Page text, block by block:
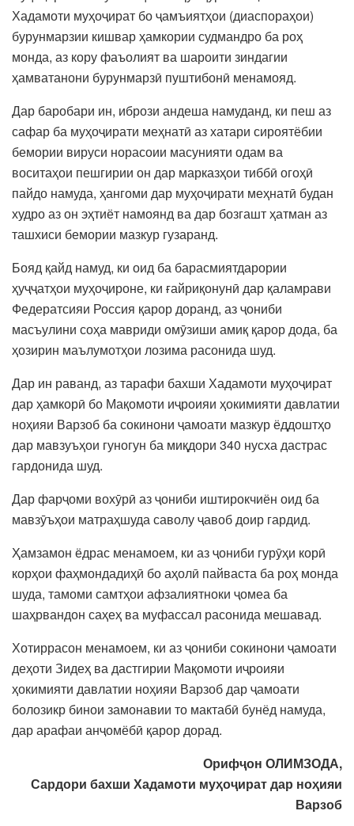
Хадамоти муҳоҷират бо ҷамъиятҳои (диаспораҳои)
бурунмарзии кишвар ҳамкории судмандро ба роҳ
монда, аз кору фаъолият ва шароити зиндагии
ҳамватанони бурунмарзӣ пуштибонӣ менамояд.
Дар баробари ин, ибрози андеша намуданд, ки пеш аз
сафар ба муҳоҷирати меҳнатӣ аз хатари сироятёбии
бемории вируси норасоии масунияти одам ва
воситаҳои пешгирии он дар марказҳои тиббӣ огоҳӣ
пайдо намуда, ҳангоми дар муҳоҷирати меҳнатӣ будан
худро аз он эҳтиёт намоянд ва дар бозгашт ҳатман аз
ташхиси бемории мазкур гузаранд.
Бояд қайд намуд, ки оид ба барасмиятдарории
ҳуҷҷатҳои муҳоҷироне, ки ғайриқонунӣ дар қаламрави
Федератсияи Россия қарор доранд, аз ҷониби
масъулини соҳа мавриди омӯзиши амиқ қарор дода, ба
ҳозирин маълумотҳои лозима расонида шуд.
Дар ин раванд, аз тарафи бахши Хадамоти муҳоҷират
дар ҳамкорӣ бо Мақомоти иҷроияи ҳокимияти давлатии
ноҳияи Варзоб ба сокинони ҷамоати мазкур ёддоштҳо
дар мавзуъҳои гуногун ба миқдори 340 нусха дастрас
гардонида шуд.
Дар фарҷоми вохӯрӣ аз ҷониби иштирокчиён оид ба
мавзӯъҳои матраҳшуда саволу ҷавоб доир гардид.
Ҳамзамон ёдрас менамоем, ки аз ҷониби гурӯҳи корӣ
корҳои фаҳмондадиҳӣ бо аҳолӣ пайваста ба роҳ монда
шуда, тамоми самтҳои афзалиятноки ҷомеа ба
шаҳрвандон саҳеҳ ва муфассал расонида мешавад.
Хотиррасон менамоем, ки аз ҷониби сокинони ҷамоати
деҳоти Зидеҳ ва дастгирии Мақомоти иҷроияи
ҳокимияти давлатии ноҳияи Варзоб дар ҷамоати
болозикр бинои замонавии то мактабӣ бунёд намуда,
дар арафаи анҷомёбӣ қарор дорад.
Орифҷон ОЛИМЗОДА,
Сардори бахши Хадамоти муҳоҷират дар ноҳияи
Варзоб